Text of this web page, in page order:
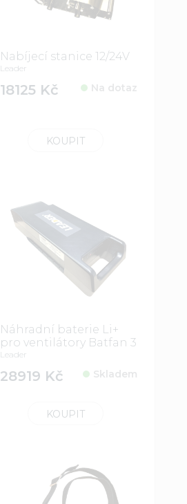
Nabíjecí stanice 12/24V
Leader
18125 Kč Na dotaz
KOUPIT
Náhradní baterie Li+
pro ventilátory Batfan 3
Leader
28919 Kč Skladem
KOUPIT